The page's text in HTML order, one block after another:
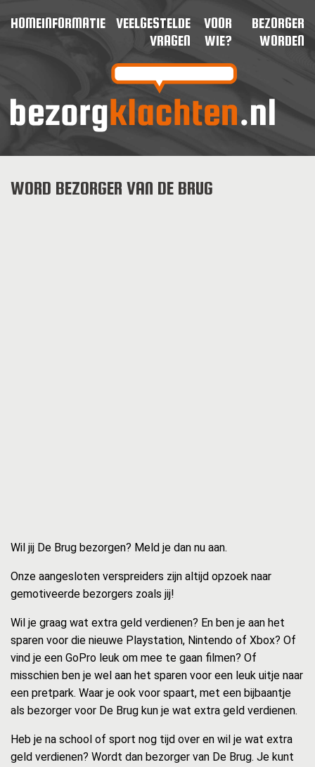
HOMEINFORMATIE
VEELGESTELDE
VRAGEN
VOOR
WIE?
BEZORGER
WORDEN
WORD BEZORGER VAN DE BRUG
Wil jij De Brug bezorgen? Meld je dan nu aan.
Onze aangesloten verspreiders zijn altijd opzoek naar
gemotiveerde bezorgers zoals jij!
Wil je graag wat extra geld verdienen? En ben je aan het
sparen voor die nieuwe Playstation, Nintendo of Xbox? Of
vind je een GoPro leuk om mee te gaan filmen? Of
misschien ben je wel aan het sparen voor een leuk uitje naar
een pretpark. Waar je ook voor spaart, met een bijbaantje
als bezorger voor De Brug kun je wat extra geld verdienen.
Heb je na school of sport nog tijd over en wil je wat extra
geld verdienen? Wordt dan bezorger van De Brug. Je kunt